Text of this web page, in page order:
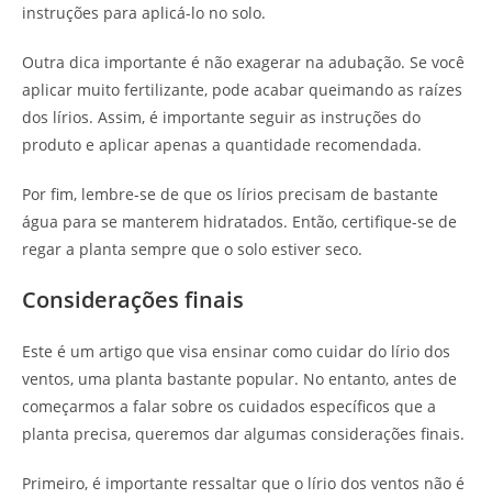
instruções para aplicá-lo no solo.
Outra dica importante é não exagerar na adubação. Se você
aplicar muito fertilizante, pode acabar queimando as raízes
dos lírios. Assim, é importante seguir as instruções do
produto e aplicar apenas a quantidade recomendada.
Por fim, lembre-se de que os lírios precisam de bastante
água para se manterem hidratados. Então, certifique-se de
regar a planta sempre que o solo estiver seco.
Considerações finais
Este é um artigo que visa ensinar como cuidar do lírio dos
ventos, uma planta bastante popular. No entanto, antes de
começarmos a falar sobre os cuidados específicos que a
planta precisa, queremos dar algumas considerações finais.
Primeiro, é importante ressaltar que o lírio dos ventos não é